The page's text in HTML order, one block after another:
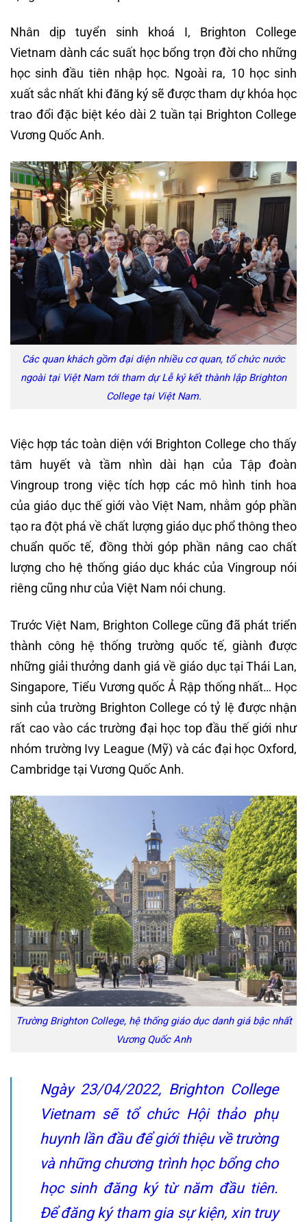
Nhân dịp tuyển sinh khoá I, Brighton College
Vietnam dành các suất học bổng trọn đời cho những
học sinh đầu tiên nhập học. Ngoài ra, 10 học sinh
xuất sắc nhất khi đăng ký sẽ được tham dự khóa học
trao đổi đặc biệt kéo dài 2 tuần tại Brighton College
Vương Quốc Anh.
Các quan khách gồm đại diện nhiều cơ quan, tổ chức nước
ngoài tại Việt Nam tới tham dự Lễ ký kết thành lập Brighton
College tại Việt Nam.
Việc hợp tác toàn diện với Brighton College cho thấy
tâm huyết và tầm nhìn dài hạn của Tập đoàn
Vingroup trong việc tích hợp các mô hình tinh hoa
của giáo dục thế giới vào Việt Nam, nhằm góp phần
tạo ra đột phá về chất lượng giáo dục phổ thông theo
chuẩn quốc tế, đồng thời góp phần nâng cao chất
lượng cho hệ thống giáo dục khác của Vingroup nói
riêng cũng như của Việt Nam nói chung.
Trước Việt Nam, Brighton College cũng đã phát triển
thành công hệ thống trường quốc tế, giành được
những giải thưởng danh giá về giáo dục tại Thái Lan,
Singapore, Tiểu Vương quốc Ả Rập thống nhất… Học
sinh của trường Brighton College có tỷ lệ được nhận
rất cao vào các trường đại học top đầu thế giới như
nhóm trường Ivy League (Mỹ) và các đại học Oxford,
Cambridge tại Vương Quốc Anh.
Trường Brighton College, hệ thống giáo dục danh giá bậc nhất
Vương Quốc Anh
Ngày 23/04/2022, Brighton College
Vietnam sẽ tổ chức Hội thảo phụ
huynh lần đầu để giới thiệu về trường
và những chương trình học bổng cho
học sinh đăng ký từ năm đầu tiên.
Để đăng ký tham gia sự kiện, xin truy